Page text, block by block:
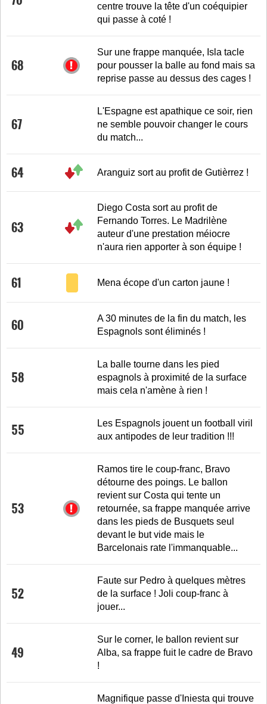
centre trouve la tête d'un coéquipier
qui passe à coté !
68
Sur une frappe manquée, Isla tacle
pour pousser la balle au fond mais sa
reprise passe au dessus des cages !
67
L'Espagne est apathique ce soir, rien
ne semble pouvoir changer le cours
du match...
64 Aranguiz sort au profit de Gutièrrez !
63
Diego Costa sort au profit de
Fernando Torres. Le Madrilène
auteur d'une prestation méiocre
n'aura rien apporter à son équipe !
61 Mena écope d'un carton jaune !
60
A 30 minutes de la fin du match, les
Espagnols sont éliminés !
58
La balle tourne dans les pied
espagnols à proximité de la surface
mais cela n'amène à rien !
55
Les Espagnols jouent un football viril
aux antipodes de leur tradition !!!
53
Ramos tire le coup-franc, Bravo
détourne des poings. Le ballon
revient sur Costa qui tente un
retournée, sa frappe manquée arrive
dans les pieds de Busquets seul
devant le but vide mais le
Barcelonais rate l'immanquable...
52
Faute sur Pedro à quelques mètres
de la surface ! Joli coup-franc à
jouer...
49
Sur le corner, le ballon revient sur
Alba, sa frappe fuit le cadre de Bravo
!
Magnifique passe d'Iniesta qui trouve